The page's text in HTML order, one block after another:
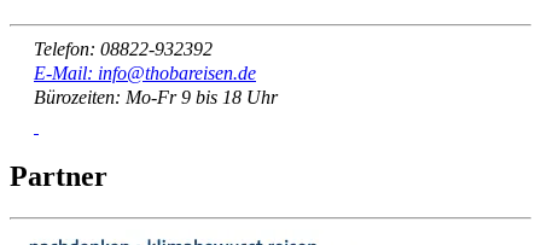
Telefon: 08822-932392
E-Mail: info@thobareisen.de
Bürozeiten: Mo-Fr 9 bis 18 Uhr
Partner